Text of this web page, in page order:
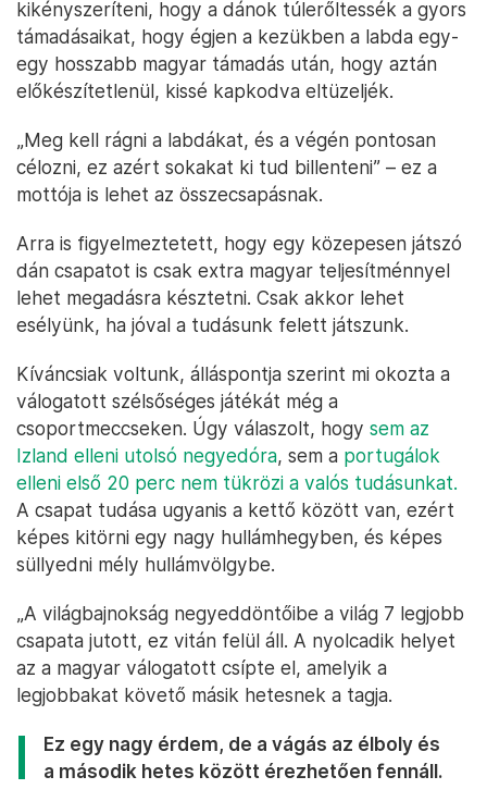
kikényszeríteni, hogy a dánok túlerőltessék a gyors
támadásaikat, hogy égjen a kezükben a labda egy-
egy hosszabb magyar támadás után, hogy aztán
előkészítetlenül, kissé kapkodva eltüzeljék.
„Meg kell rágni a labdákat, és a végén pontosan
célozni, ez azért sokakat ki tud billenteni” – ez a
mottója is lehet az összecsapásnak.
Arra is figyelmeztetett, hogy egy közepesen játszó
dán csapatot is csak extra magyar teljesítménnyel
lehet megadásra késztetni. Csak akkor lehet
esélyünk, ha jóval a tudásunk felett játszunk.
Kíváncsiak voltunk, álláspontja szerint mi okozta a
válogatott szélsőséges játékát még a
csoportmeccseken. Úgy válaszolt, hogy sem az
Izland elleni utolsó negyedóra, sem a portugálok
elleni első 20 perc nem tükrözi a valós tudásunkat.
A csapat tudása ugyanis a kettő között van, ezért
képes kitörni egy nagy hullámhegyben, és képes
süllyedni mély hullámvölgybe.
„A világbajnokság negyeddöntőibe a világ 7 legjobb
csapata jutott, ez vitán felül áll. A nyolcadik helyet
az a magyar válogatott csípte el, amelyik a
legjobbakat követő másik hetesnek a tagja.
Ez egy nagy érdem, de a vágás az élboly és
a második hetes között érezhetően fennáll.